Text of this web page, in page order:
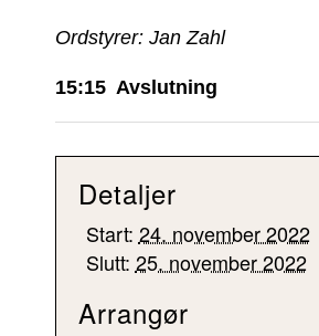
Ordstyrer: Jan Zahl
15:15 Avslutning
Detaljer
Start: 24. november 2022
Slutt: 25. november 2022
Arrangør